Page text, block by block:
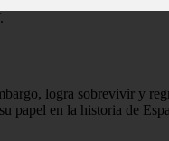
logra sobrevivir y
papel en la historia de